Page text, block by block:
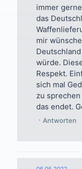
immer
das
mir
würde.
Respekt.
sich mal
zu
das endet.
Antworten